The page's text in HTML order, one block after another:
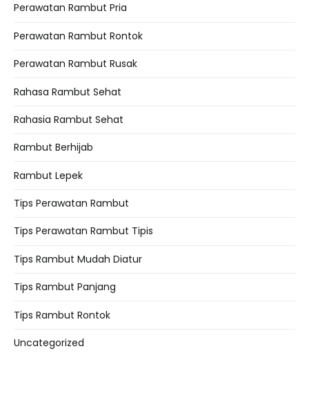
Perawatan Rambut Pria
Perawatan Rambut Rontok
Perawatan Rambut Rusak
Rahasa Rambut Sehat
Rahasia Rambut Sehat
Rambut Berhijab
Rambut Lepek
Tips Perawatan Rambut
Tips Perawatan Rambut Tipis
Tips Rambut Mudah Diatur
Tips Rambut Panjang
Tips Rambut Rontok
Uncategorized